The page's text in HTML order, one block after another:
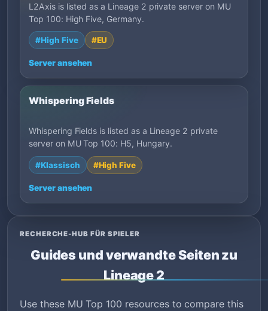
L2Axis is listed as a Lineage 2 private server on MU
Top 100: High Five, Germany.
#High Five #EU
Server ansehen
Whispering Fields
Whispering Fields is listed as a Lineage 2 private
server on MU Top 100: H5, Hungary.
#Klassisch #High Five
Server ansehen
RECHERCHE-HUB FÜR SPIELER
Guides und verwandte Seiten zu
Lineage 2
Use these MU Top 100 resources to compare this